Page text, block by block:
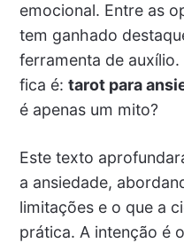
emocional. Entre as
tem ganhado
ferramenta de
fica é: tarot para
é apenas um mito?
Este texto
a ansiedade,
limitações e o que a
prática. A intenção é